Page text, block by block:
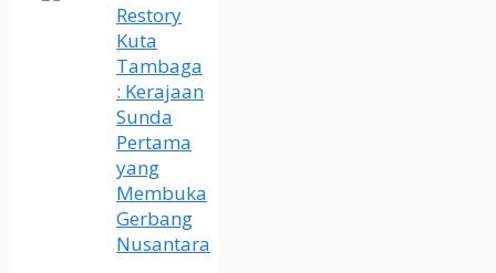
Restory
Kuta
Tambaga
: Kerajaan
Sunda
Pertama
yang
Membuka
Gerbang
Nusantara